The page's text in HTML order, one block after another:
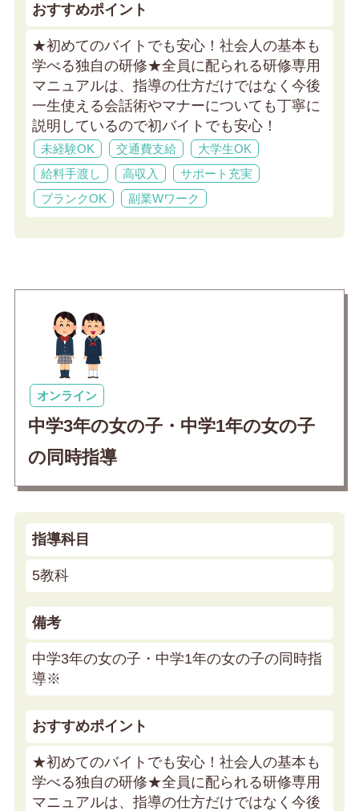
おすすめポイント
★初めてのバイトでも安心！社会人の基本も
学べる独自の研修★全員に配られる研修専用
マニュアルは、指導の仕方だけではなく今後
一生使える会話術やマナーについても丁寧に
説明しているので初バイトでも安心！
未経験OK 交通費支給
大学生OK
給料手渡し
高収入
サポート充実
ブランクOK
副業Wワーク
オンライン
中学3年の女の子・中学1年の女の子
の同時指導
指導科目
5教科
備考
中学3年の女の子・中学1年の女の子の同時指
導※
おすすめポイント
★初めてのバイトでも安心！社会人の基本も
学べる独自の研修★全員に配られる研修専用
マニュアルは、指導の仕方だけではなく今後